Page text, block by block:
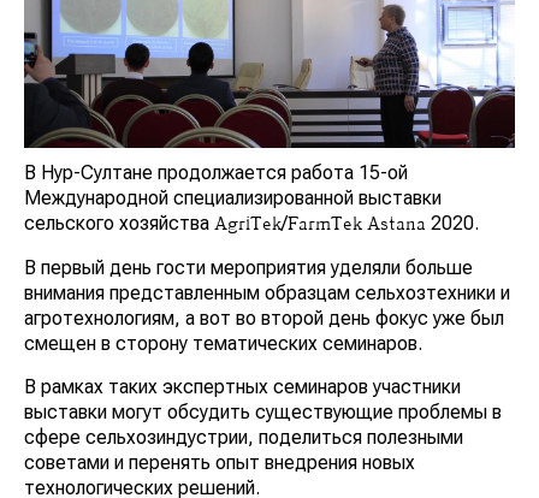
В Нур-Султане продолжается работа 15-ой
Международной специализированной выставки
сельского хозяйства AgriTek/FarmTek Astana 2020.
В первый день гости мероприятия уделяли больше
внимания представленным образцам сельхозтехники и
агротехнологиям, а вот во второй день фокус уже был
смещен в сторону тематических семинаров.
В рамках таких экспертных семинаров участники
выставки могут обсудить существующие проблемы в
сфере сельхозиндустрии, поделиться полезными
советами и перенять опыт внедрения новых
технологических решений.